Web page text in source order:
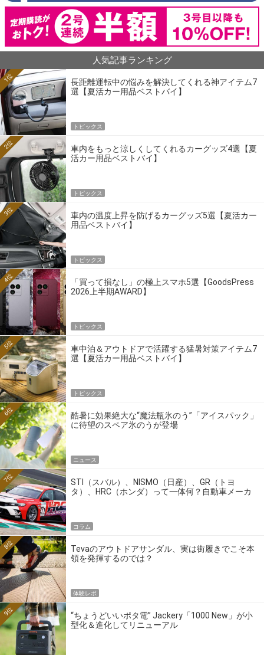
人気記事ランキング
長距離運転中の悩みを解決してくれる神アイテム7
選【夏活カー用品ベストバイ】
1位
トピックス
車内をもっと涼しくしてくれるカーグッズ4選【夏
活カー用品ベストバイ】
2位
トピックス
車内の温度上昇を防げるカーグッズ5選【夏活カー
用品ベストバイ】
3位
トピックス
「買って損なし」の極上スマホ5選【GoodsPress
2026上半期AWARD】
4位
トピックス
車中泊＆アウトドアで活躍する猛暑対策アイテム7
選【夏活カー用品ベストバイ】
5位
トピックス
酷暑に効果絶大な“魔法瓶氷のう”「アイスパック」
に待望のスペア氷のうが登場
6位
ニュース
STI（スバル）、NISMO（日産）、GR（トヨ
タ）、HRC（ホンダ）って一体何？自動車メーカ
7位
コラム
Tevaのアウトドアサンダル、実は街履きでこそ本
領を発揮するのでは？
8位
体験レポ
“ちょうどいいポタ電” Jackery「1000 New」が小
型化＆進化してリニューアル
9位